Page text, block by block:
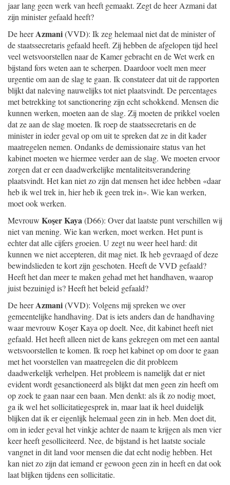
jaar lang geen werk van heeft gemaakt. Zegt de heer Azmani dat
zijn minister gefaald heeft?
De heerAzmani(VVD): Ik zeg helemaal niet dat de minister of
de staatssecretaris gefaald heeft. Zij hebben de afgelopen tijd heel
veel wetsvoorstellen naar de Kamer gebracht en de Wet werk en
bijstand fors weten aan te scherpen. Daardoor voelt men meer
urgentie om aan de slag te gaan. Ik constateer dat uit de rapporten
blijkt dat naleving nauwelijks tot niet plaatsvindt. De percentages
met betrekking tot sanctionering zijn echt schokkend. Mensen die
kunnen werken, moeten aan de slag. Zij moeten de prikkel voelen
dat ze aan de slag moeten. Ik roep de staatssecretaris en de
minister in ieder geval op om uit te spreken dat ze in dit kader
maatregelen nemen. Ondanks de demissionaire status van het
kabinet moeten we hiermee verder aan de slag. We moeten ervoor
zorgen dat er een daadwerkelijke mentaliteitsverandering
plaatsvindt. Het kan niet zo zijn dat mensen het idee hebben «daar
heb ik wel trek in, hier heb ik geen trek in». Wie kan werken,
moet ook werken.
Mevrouw Koşer Kaya(D66): Over dat laatste punt verschillen wij
niet van mening. Wie kan werken, moet werken. Het punt is
echter dat alle cijfers groeien. U zegt nu weer heel hard: dit
kunnen we niet accepteren, dit mag niet. Ik heb gevraagd of deze
bewindslieden te kort zijn geschoten. Heeft de VVD gefaald?
Heeft het dan meer te maken gehad met het handhaven, waarop
juist bezuinigd is? Heeft het beleid gefaald?
De heerAzmani(VVD): Volgens mij spreken we over
gemeentelijke handhaving. Dat is iets anders dan de handhaving
waar mevrouw Koşer Kaya op doelt. Nee, dit kabinet heeft niet
gefaald. Het heeft alleen niet de kans gekregen om met een aantal
wetsvoorstellen te komen. Ik roep het kabinet op om door te gaan
met het voorstellen van maatregelen die dit probleem
daadwerkelijk verhelpen. Het probleem is namelijk dat er niet
evident wordt gesanctioneerd als blijkt dat men geen zin heeft om
op zoek te gaan naar een baan. Men denkt: als ik zo nodig moet,
ga ik wel het sollicitatiegesprek in, maar laat ik heel duidelijk
blijken dat ik er eigenlijk helemaal geen zin in heb. Men doet dit,
om in ieder geval het vinkje achter de naam te krijgen als men vier
keer heeft gesolliciteerd. Nee, de bijstand is het laatste sociale
vangnet in dit land voor mensen die dat echt nodig hebben. Het
kan niet zo zijn dat iemand er gewoon geen zin in heeft en dat ook
laat blijken tijdens een sollicitatie.